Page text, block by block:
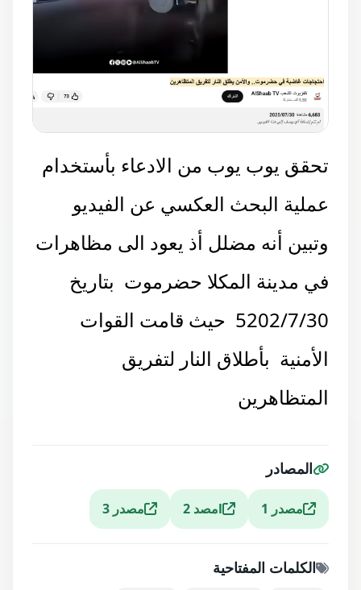
تحقق يوب يوب من الادعاء بأستخدام
عملية البحث العكسي عن الفيديو
وتبين أنه مضلل أذ يعود الى مظاهرات
في مدينة المكلا حضرموت بتاريخ
5202/7/30 حيث قامت القوات
الأمنية بأطلاق النار لتفريق
المتظاهرين
المصادر
مصدر 1 lمصد 2 مصدر 3
الكلمات المفتاحية